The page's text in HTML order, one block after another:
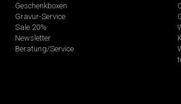
Geschenkboxen
Gravur-Service
Sale 20%
Newsletter
Beratung/Service